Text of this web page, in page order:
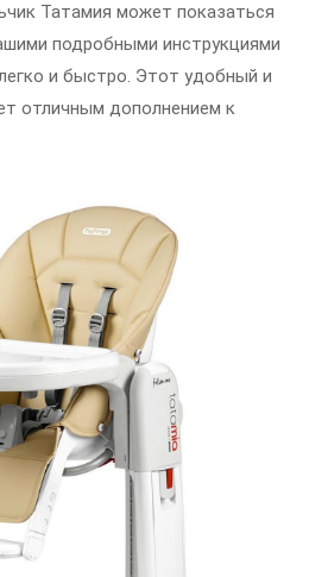
Татамия может показаться
подробными инструкциями
и быстро. Этот удобный и
отличным дополнением к